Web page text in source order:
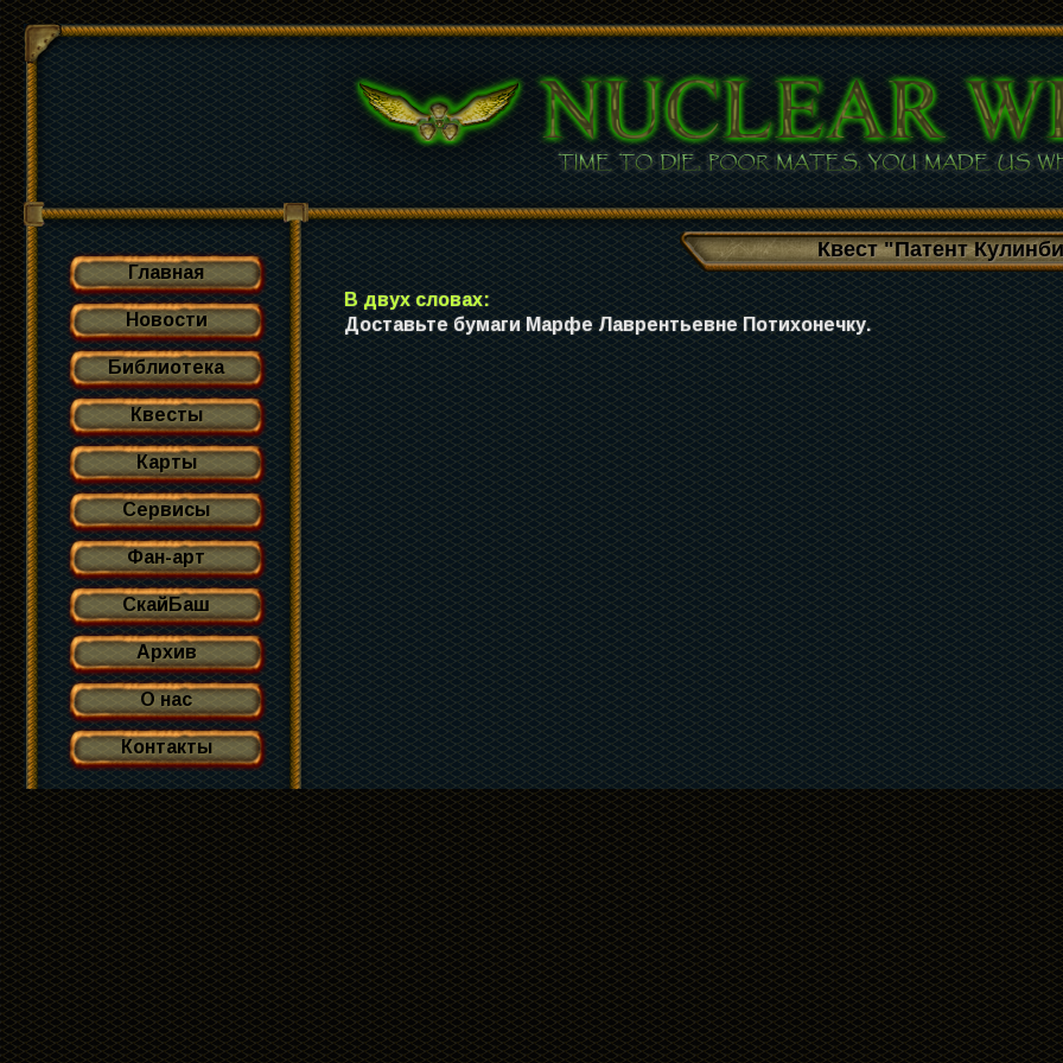
Главная
Новости
Библиотека
Квесты
Карты
Сервисы
Фан-арт
СкайБаш
Архив
О нас
Контакты
Квест "Патент
В двух словах:
Доставьте бумаги Марфе Лаврентьевне Потихонечку.